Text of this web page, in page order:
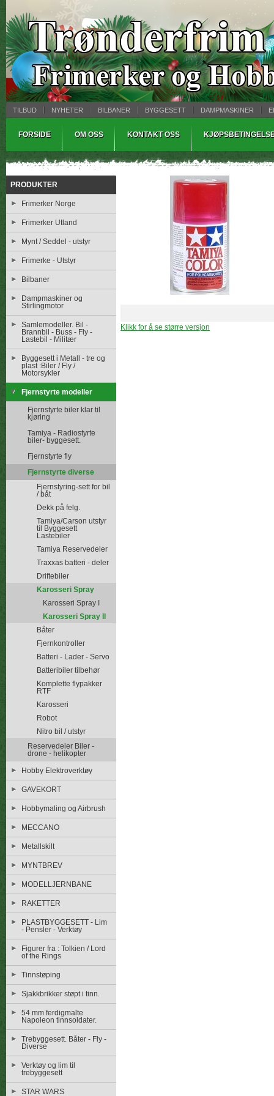
TILBUD NYHETER BILBANER BYGGESETT DAMPMASKINER
FORSIDE OM OSS KONTAKT OSS
PRODUKTER
Frimerker Norge
Frimerker Utland
Mynt / Seddel - utstyr
Frimerke - Utstyr
Bilbaner
Dampmaskiner og
Stirlingmotor
Samlemodeller. Bil -
Brannbil - Buss - Fly -
Lastebil - Militær
Byggesett i Metall - tre og
plast :Biler / Fly /
Motorsykler
Fjernstyrte modeller
Fjernstyrte biler klar til
kjøring
Tamiya - Radiostyrte
biler- byggesett.
Fjernstyrte fly
Fjernstyrte diverse
Fjernstyring-sett for bil
/ båt
Dekk på felg.
Tamiya/Carson utstyr
til Byggesett
Lastebiler
Tamiya Reservedeler
Traxxas batteri - deler
Driftebiler
Karosseri Spray
Karosseri Spray I
Karosseri Spray II
Båter
Fjernkontroller
Batteri - Lader - Servo
Batteribiler tilbehør
Komplette flypakker
RTF
Karosseri
Robot
Nitro bil / utstyr
Reservedeler Biler -
drone - helikopter
Hobby Elektroverktøy
GAVEKORT
Hobbymaling og Airbrush
MECCANO
Metallskilt
MYNTBREV
MODELLJERNBANE
RAKETTER
PLASTBYGGESETT - Lim
- Pensler - Verktøy
Figurer fra : Tolkien / Lord
of the Rings
Tinnstøping
Sjakkbrikker støpt i tinn.
54 mm ferdigmalte
Napoleon tinnsoldater.
Trebyggesett. Båter - Fly -
Diverse
Verktøy og lim til
trebyggesett
STAR WARS
Klikk for å se større versjon